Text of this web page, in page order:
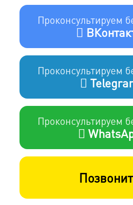
Проконсультируем
Проконсультируем
Проконсультируем